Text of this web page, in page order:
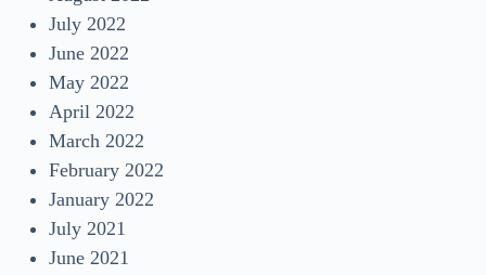
July 2022
June 2022
May 2022
April 2022
March 2022
February 2022
January 2022
July 2021
June 2021